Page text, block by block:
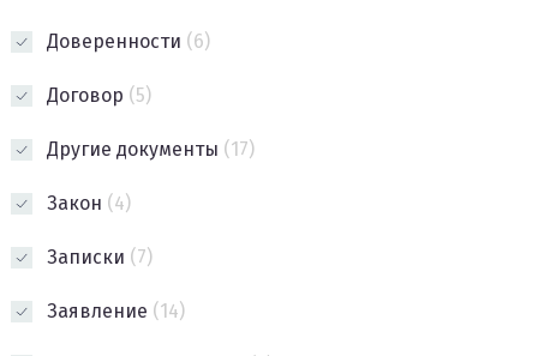
Доверенности (6)
Договор (5)
Другие документы (17)
Закон (4)
Записки (7)
Заявление (14)